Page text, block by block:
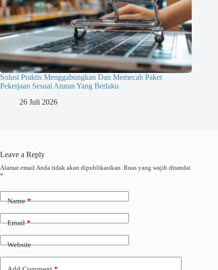
Solusi Praktis Menggabungkan Dan Memecah Paket
Pekerjaan Sesuai Aturan Yang Berlaku
26 Juli 2026
Leave a Reply
Alamat email Anda tidak akan dipublikasikan. Ruas yang wajib ditandai
*
Name*
Email*
Website